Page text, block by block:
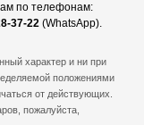
по телефонам:
37-22 (WhatsApp).
характер и ни при
положениями
от действующих.
пожалуйста,